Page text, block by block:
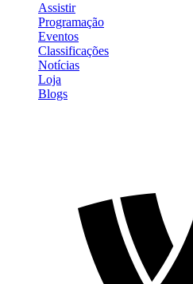
Assistir
Programação
Eventos
Classificações
Notícias
Loja
Blogs